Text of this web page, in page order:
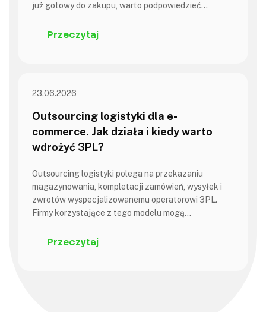
już gotowy do zakupu, warto podpowiedzieć…
Przeczytaj
23.06.2026
Outsourcing logistyki dla e-
commerce. Jak działa i kiedy warto
wdrożyć 3PL?
Outsourcing logistyki polega na przekazaniu
magazynowania, kompletacji zamówień, wysyłek i
zwrotów wyspecjalizowanemu operatorowi 3PL.
Firmy korzystające z tego modelu mogą…
Przeczytaj